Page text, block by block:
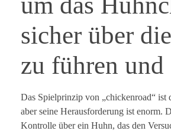
sicher über
zu führen und
Das Spielprinzip von „chickenroad“ ist
aber seine Herausforderung ist enorm.
Kontrolle über ein Huhn, das den